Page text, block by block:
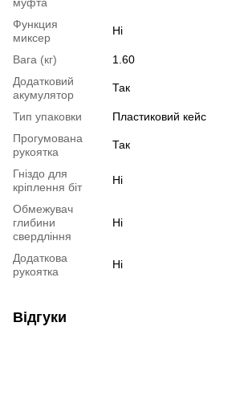
муфта
Функция
миксер
Ні
Вага (кг)
1.60
Додатковий
акумулятор
Так
Тип упаковки
Пластиковий кейс
Прогумована
рукоятка
Так
Гніздо для
кріплення біт
Ні
Обмежувач
глибини
свердління
Ні
Додаткова
рукоятка
Ні
Відгуки